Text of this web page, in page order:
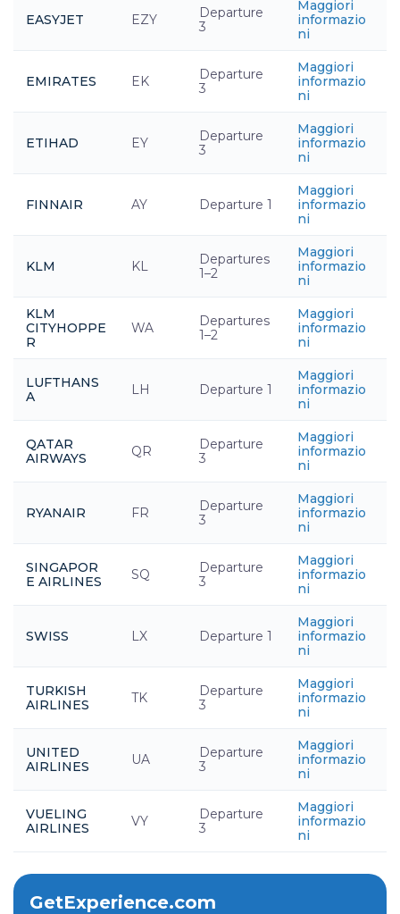
EASYJET EZY
Departure
3
Maggiori
informazio
ni
EMIRATES EK
Departure
3
Maggiori
informazio
ni
ETIHAD EY
Departure
3
Maggiori
informazio
ni
FINNAIR AY Departure 1
Maggiori
informazio
ni
KLM KL
Departures
1–2
Maggiori
informazio
ni
KLM
CITYHOPPE
R
WA
Departures
1–2
Maggiori
informazio
ni
LUFTHANS
A
LH Departure 1
Maggiori
informazio
ni
QATAR
AIRWAYS
QR
Departure
3
Maggiori
informazio
ni
RYANAIR FR
Departure
3
Maggiori
informazio
ni
SINGAPOR
E AIRLINES
SQ
Departure
3
Maggiori
informazio
ni
SWISS LX Departure 1
Maggiori
informazio
ni
TURKISH
AIRLINES
TK
Departure
3
Maggiori
informazio
ni
UNITED
AIRLINES
UA
Departure
3
Maggiori
informazio
ni
VUELING
AIRLINES
VY
Departure
3
Maggiori
informazio
ni
GetExperience.com